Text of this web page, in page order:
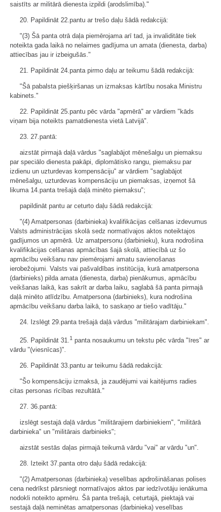
saistīts ar militārā dienesta izpildi (arodslimība)."
20. Papildināt 22.pantu ar trešo daļu šādā redakcijā:
"(3) Šā panta otrā daļa piemērojama arī tad, ja invaliditāte tiek
noteikta gada laikā no nelaimes gadījuma un amata (dienesta, darba)
attiecības jau ir izbeigušās."
21. Papildināt 24.panta pirmo daļu ar teikumu šādā redakcijā:
"Šā pabalsta piešķiršanas un izmaksas kārtību nosaka Ministru
kabinets."
22. Papildināt 25.pantu pēc vārda "apmērā" ar vārdiem "kāds
viņam bija noteikts pamatdienesta vietā Latvijā".
23. 27.pantā:
aizstāt pirmajā daļā vārdus "saglabājot mēnešalgu un piemaksu
par speciālo dienesta pakāpi, diplomātisko rangu, piemaksu par
izdienu un uzturdevas kompensāciju" ar vārdiem "saglabājot
mēnešalgu, uzturdevas kompensāciju un piemaksas, izņemot šā
likuma 14.panta trešajā daļā minēto piemaksu";
papildināt pantu ar ceturto daļu šādā redakcijā:
"(4) Amatpersonas (darbinieka) kvalifikācijas celšanas izdevumus
Valsts administrācijas skolā sedz normatīvajos aktos noteiktajos
gadījumos un apmērā. Uz amatpersonu (darbinieku), kura nodrošina
kvalifikācijas celšanas apmācības šajā skolā, attiecībā uz šo
apmācību veikšanu nav piemērojami amatu savienošanas
ierobežojumi. Valsts vai pašvaldības institūcija, kurā amatpersona
(darbinieks) pilda amata (dienesta, darba) pienākumus, apmācību
veikšanas laikā, kas sakrīt ar darba laiku, saglabā šā panta pirmajā
daļā minēto atlīdzību. Amatpersona (darbinieks), kura nodrošina
apmācību veikšanu darba laikā, to saskaņo ar tiešo vadītāju."
24. Izslēgt 29.panta trešajā daļā vārdus "militārajam darbiniekam".
25. Papildināt 31. 1 panta nosaukumu un tekstu pēc vārda "īres" ar
vārdu "(viesnīcas)".
26. Papildināt 33.pantu ar teikumu šādā redakcijā:
"Šo kompensāciju izmaksā, ja zaudējumi vai kaitējums radies
citas personas rīcības rezultātā."
27. 36.pantā:
izslēgt sestajā daļā vārdus "militārajiem darbiniekiem", "militārā
darbinieka" un "militārais darbinieks";
aizstāt sestās daļas pirmajā teikumā vārdu "vai" ar vārdu "un".
28. Izteikt 37.panta otro daļu šādā redakcijā:
"(2) Amatpersonas (darbinieka) veselības apdrošināšanas polises
cena nedrīkst pārsniegt normatīvajos aktos par iedzīvotāju ienākuma
nodokli noteikto apmēru. Šā panta trešajā, ceturtajā, piektajā vai
sestajā daļā neminētas amatpersonas (darbinieka) veselības